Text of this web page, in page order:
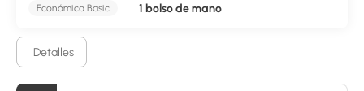
Económica Basic
1 bolso de mano
Detalles